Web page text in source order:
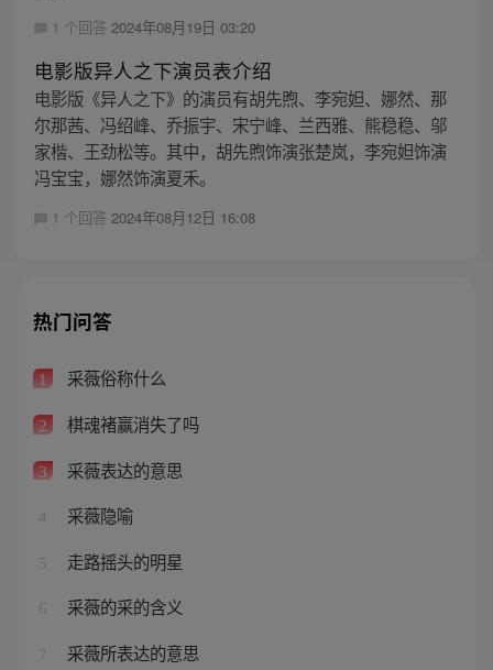
1 个回答 2024年08月19日 03:20
电影版异人之下演员表介绍
电影版《异人之下》的演员有胡先煦、李宛妲、娜然、那
尔那茜、冯绍峰、乔振宇、宋宁峰、兰西雅、熊稳稳、邬
家楷、王劲松等。其中，胡先煦饰演张楚岚，李宛妲饰演
冯宝宝，娜然饰演夏禾。
1 个回答 2024年08月12日 16:08
热门问答
1 采薇俗称什么
2 棋魂褚赢消失了吗
3 采薇表达的意思
4 采薇隐喻
5 走路摇头的明星
6 采薇的采的含义
7 采薇所表达的意思